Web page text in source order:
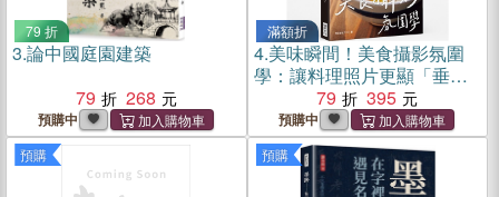
79 折
3.論中國庭園建築
79
268
預購中
滿額折
4.美味瞬間！美食攝影氛圍
學：讓料理照片更顯「垂涎
欲滴」的鮮活攝影技巧！
79 395
預購中
預購 預購